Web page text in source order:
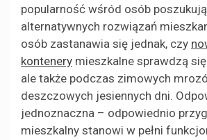
popularność wśród osób
alternatywnych rozwiązań
osób zastanawia się jednak, czy
kontenery mieszkalne sprawdzą
ale także podczas zimowych
deszczowych jesiennych dni.
jednoznaczna – odpowiednio
mieszkalny stanowi w pełni